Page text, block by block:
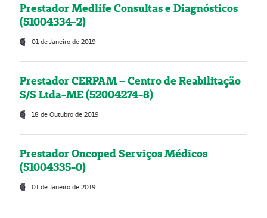
Prestador Medlife Consultas e Diagnósticos
(51004334-2)
01 de Janeiro de 2019
Prestador CERPAM – Centro de Reabilitação
S/S Ltda-ME (52004274-8)
18 de Outubro de 2019
Prestador Oncoped Serviços Médicos
(51004335-0)
01 de Janeiro de 2019